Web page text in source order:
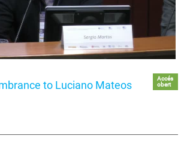
to Luciano Mateos
Accés
obert